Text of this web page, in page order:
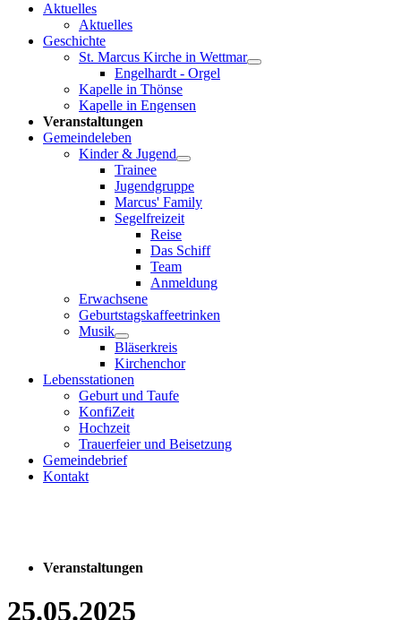
Aktuelles
Aktuelles
Geschichte
St. Marcus Kirche in Wettmar
Engelhardt - Orgel
Kapelle in Thönse
Kapelle in Engensen
Veranstaltungen
Gemeindeleben
Kinder & Jugend
Trainee
Jugendgruppe
Marcus' Family
Segelfreizeit
Reise
Das Schiff
Team
Anmeldung
Erwachsene
Geburtstagskaffeetrinken
Musik
Bläserkreis
Kirchenchor
Lebensstationen
Geburt und Taufe
KonfiZeit
Hochzeit
Trauerfeier und Beisetzung
Gemeindebrief
Kontakt
Veranstaltungen
25.05.2025